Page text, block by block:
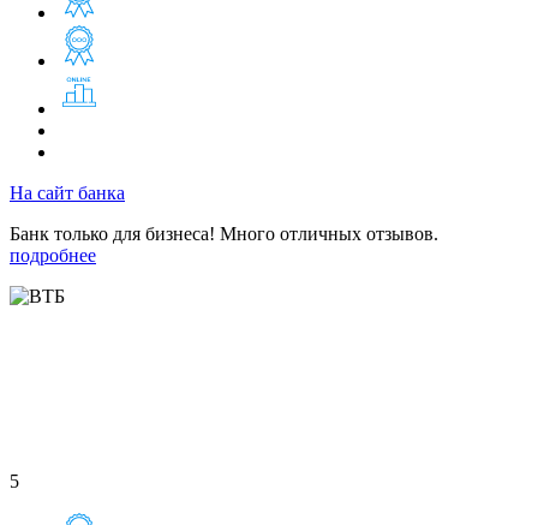
На сайт банка
Банк только для бизнеса! Много отличных отзывов.
подробнее
5